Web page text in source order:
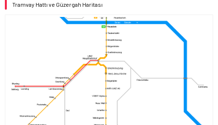
Tramvay Hattı ve Güzergah Haritası